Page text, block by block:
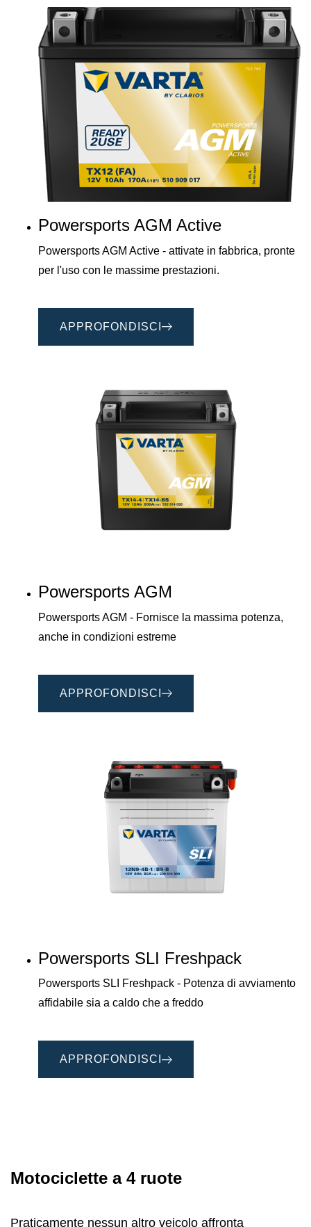
Powersports AGM Active
Powersports AGM Active - attivate in fabbrica, pronte
per l'uso con le massime prestazioni.
APPROFONDISCI
Powersports AGM
Powersports AGM - Fornisce la massima potenza,
anche in condizioni estreme
APPROFONDISCI
Powersports SLI Freshpack
Powersports SLI Freshpack - Potenza di avviamento
affidabile sia a caldo che a freddo
APPROFONDISCI
Motociclette a 4 ruote
Praticamente nessun altro veicolo affronta